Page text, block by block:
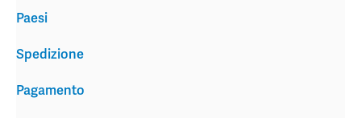
Spedizione
Pagamento
Paesi